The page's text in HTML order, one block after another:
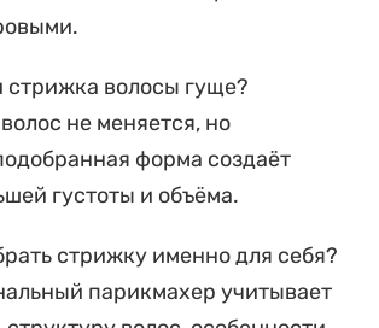
стрижка волосы гуще?
не меняется, но
форма создаёт
густоты и объёма.
стрижку именно для себя?
парикмахер учитывает
волос, особенности
ваш образ жизни.